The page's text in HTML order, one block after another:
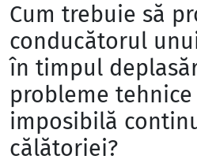
Cum trebuie să
conducătorul
în timpul
probleme tehnice
imposibilă
călătoriei?